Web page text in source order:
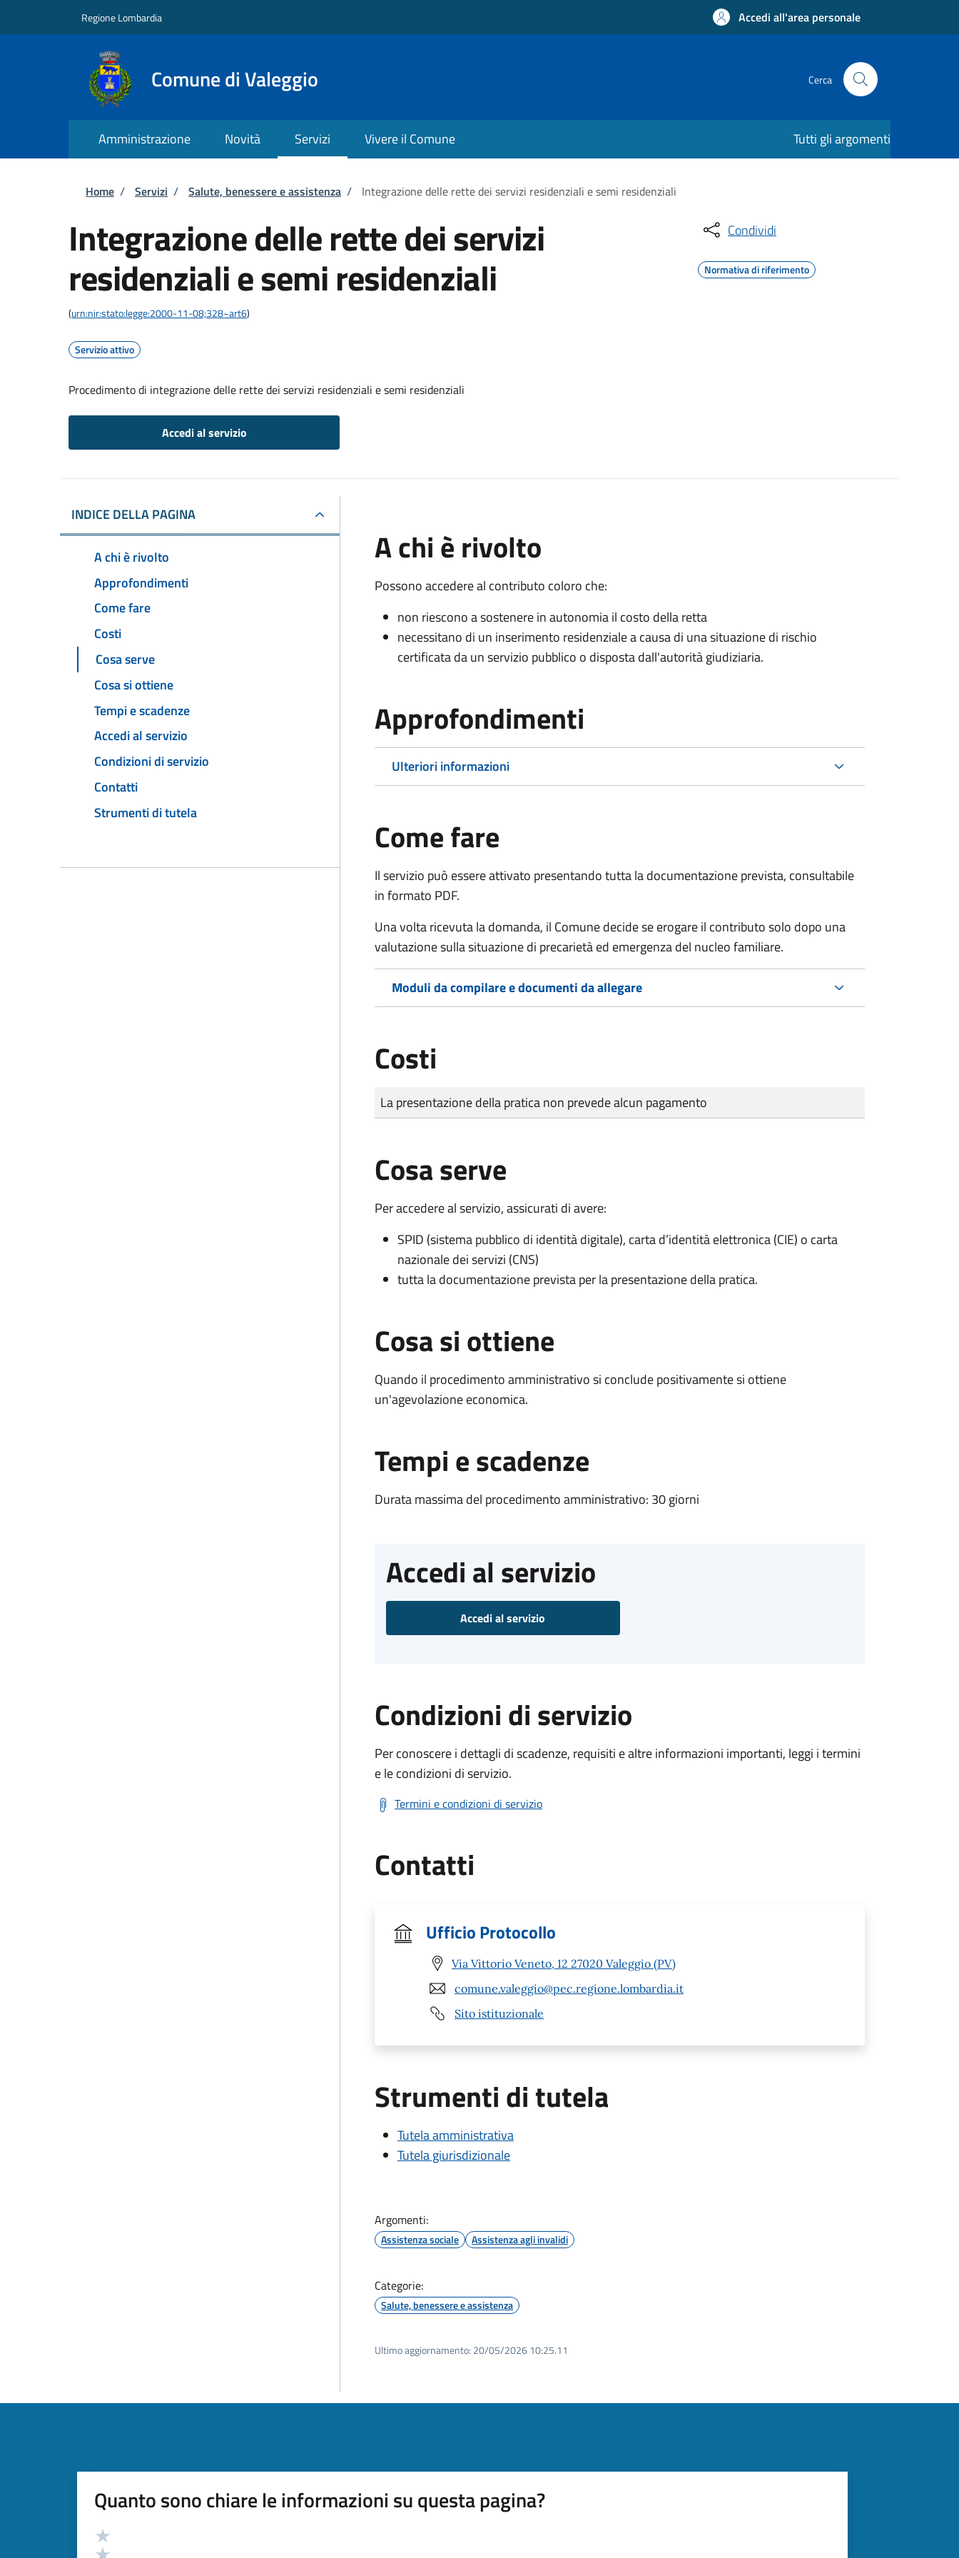
Regione Lombardia Accedi all'area personale
Comune di Valeggio Cerca
Amministrazione Novità Servizi Vivere il Comune Tutti gli argomenti
Briciole di pane
Home / Servizi / Salute, benessere e assistenza / Integrazione delle rette dei servizi residenziali e semi residenziali
Integrazione delle rette dei servizi
residenziali e semi residenziali
(urn:nir:stato:legge:2000-11-08;328~art6)
Servizio attivo
Procedimento di integrazione delle rette dei servizi residenziali e semi residenziali
Accedi al servizio
Condividi
Normativa di riferimento
INDICE DELLA PAGINA
A chi è rivolto
Approfondimenti
Come fare
Costi
Cosa serve
Cosa si ottiene
Tempi e scadenze
Accedi al servizio
Condizioni di servizio
Contatti
Strumenti di tutela
A chi è rivolto
Possono accedere al contributo coloro che:
non riescono a sostenere in autonomia il costo della retta
necessitano di un inserimento residenziale a causa di una situazione di rischio
certificata da un servizio pubblico o disposta dall'autorità giudiziaria.
Approfondimenti
Ulteriori informazioni
Come fare
Il servizio può essere attivato presentando tutta la documentazione prevista, consultabile
in formato PDF.
Una volta ricevuta la domanda, il Comune decide se erogare il contributo solo dopo una
valutazione sulla situazione di precarietà ed emergenza del nucleo familiare.
Moduli da compilare e documenti da allegare
Costi
Tipo di pagamento
Importo
La presentazione della pratica non prevede alcun pagamento
Cosa serve
Per accedere al servizio, assicurati di avere:
SPID (sistema pubblico di identità digitale), carta d’identità elettronica (CIE) o carta
nazionale dei servizi (CNS)
tutta la documentazione prevista per la presentazione della pratica.
Cosa si ottiene
Quando il procedimento amministrativo si conclude positivamente si ottiene
un'agevolazione economica.
Tempi e scadenze
Durata massima del procedimento amministrativo: 30 giorni
Accedi al servizio
Accedi al servizio
Condizioni di servizio
Per conoscere i dettagli di scadenze, requisiti e altre informazioni importanti, leggi i termini
e le condizioni di servizio.
Termini e condizioni di servizio
Contatti
Ufficio Protocollo
Via Vittorio Veneto, 12 27020 Valeggio (PV)
comune.valeggio@pec.regione.lombardia.it
Sito istituzionale
Strumenti di tutela
Tutela amministrativa
Tutela giurisdizionale
Argomenti:
Assistenza sociale Assistenza agli invalidi
Categorie:
Salute, benessere e assistenza
Ultimo aggiornamento: 20/05/2026 10:25.11
Quanto sono chiare le informazioni su questa pagina?
Valutazione